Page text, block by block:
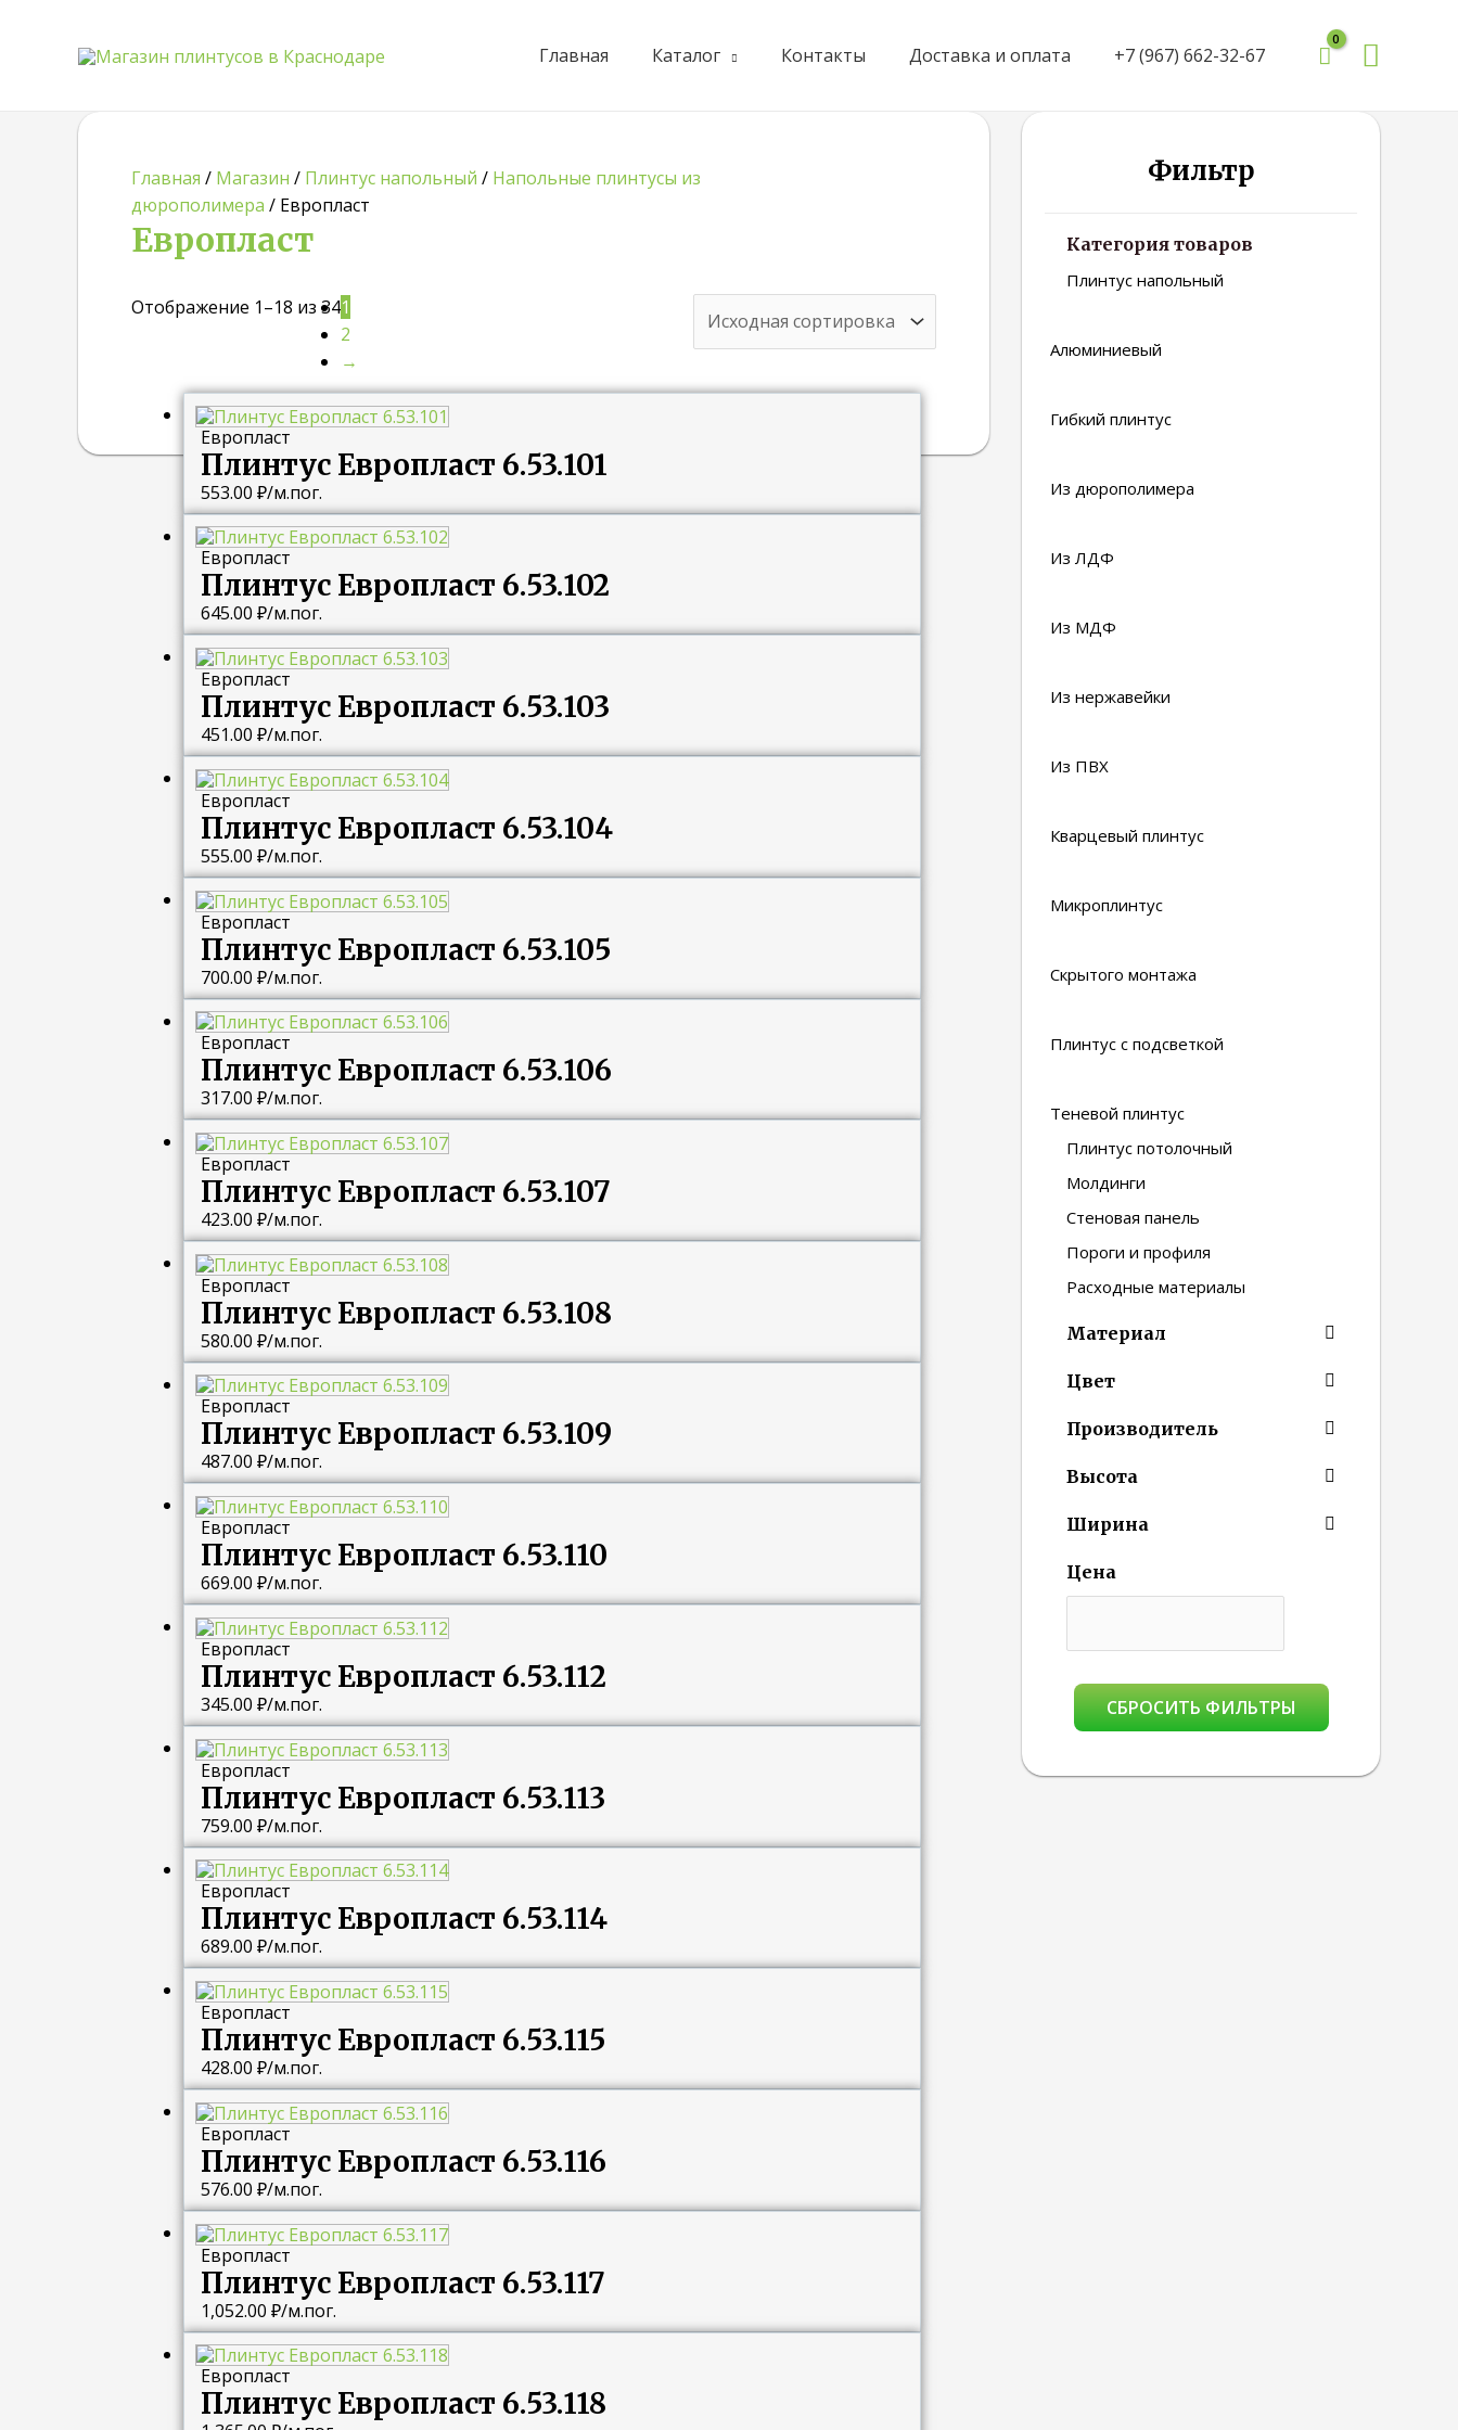
Главная Каталог Контакты Доставка и оплата +7 (967) 662-32-67 Поиск
Главная / Магазин / Плинтус напольный / Напольные плинтусы из
дюрополимера / Европласт
Европласт
Отображение 1–18 из 34
Европласт
Плинтус Европласт 6.53.101
553.00 ₽/м.пог.
Европласт
Плинтус Европласт 6.53.102
645.00 ₽/м.пог.
Европласт
Плинтус Европласт 6.53.103
451.00 ₽/м.пог.
Европласт
Плинтус Европласт 6.53.104
555.00 ₽/м.пог.
Европласт
Плинтус Европласт 6.53.105
700.00 ₽/м.пог.
Европласт
Плинтус Европласт 6.53.106
317.00 ₽/м.пог.
Европласт
Плинтус Европласт 6.53.107
423.00 ₽/м.пог.
Европласт
Плинтус Европласт 6.53.108
580.00 ₽/м.пог.
Европласт
Плинтус Европласт 6.53.109
487.00 ₽/м.пог.
Европласт
Плинтус Европласт 6.53.110
669.00 ₽/м.пог.
Европласт
Плинтус Европласт 6.53.112
345.00 ₽/м.пог.
Европласт
Плинтус Европласт 6.53.113
759.00 ₽/м.пог.
Европласт
Плинтус Европласт 6.53.114
689.00 ₽/м.пог.
Европласт
Плинтус Европласт 6.53.115
428.00 ₽/м.пог.
Европласт
Плинтус Европласт 6.53.116
576.00 ₽/м.пог.
Европласт
Плинтус Европласт 6.53.117
1,052.00 ₽/м.пог.
Европласт
Плинтус Европласт 6.53.118
1
2
→
Фильтр
Категория товаров
Плинтус напольный
Алюминиевый
Гибкий плинтус
Из дюрополимера
Из ЛДФ
Из МДФ
Из нержавейки
Из ПВХ
Кварцевый плинтус
Микроплинтус
Скрытого монтажа
Плинтус с подсветкой
Теневой плинтус
Плинтус потолочный
Молдинги
Стеновая панель
Пороги и профиля
Расходные материалы
Материал
Цвет
Производитель
Высота
Ширина
Цена
СБРОСИТЬ ФИЛЬТРЫ